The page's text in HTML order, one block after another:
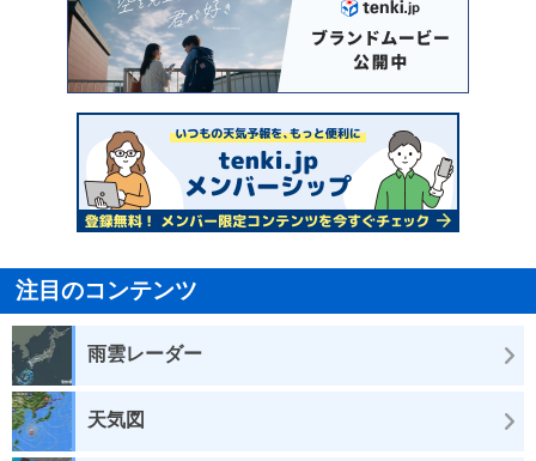
注目のコンテンツ
雨雲レーダー
天気図